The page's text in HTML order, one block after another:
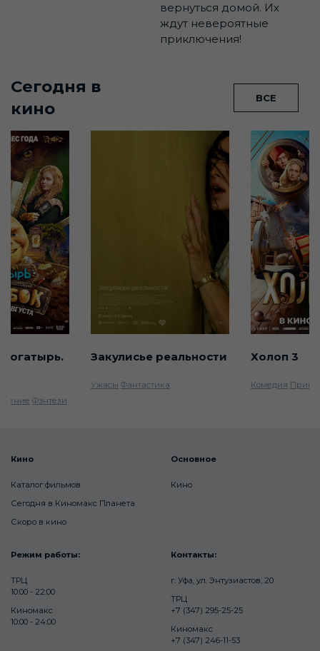
вернуться домой. Их
ждут невероятные
приключения!
Сегодня в
кино
ВСЕ
Закулисье реальности
Ужасы Фантастика
Холоп 3
Комедия
Фэнтези
Кино
Каталог фильмов
Сегодня в Киномакс Планета
Скоро в кино
Основное
Кино
Режим работы:
ТРЦ
10:00 - 22:00
Киномакс
10:00 - 24:00
Контакты:
г. Уфа, ул. Энтузиастов, 20
ТРЦ
+7 (347) 295-25-25
Киномакс
+7 (347) 246-11-53